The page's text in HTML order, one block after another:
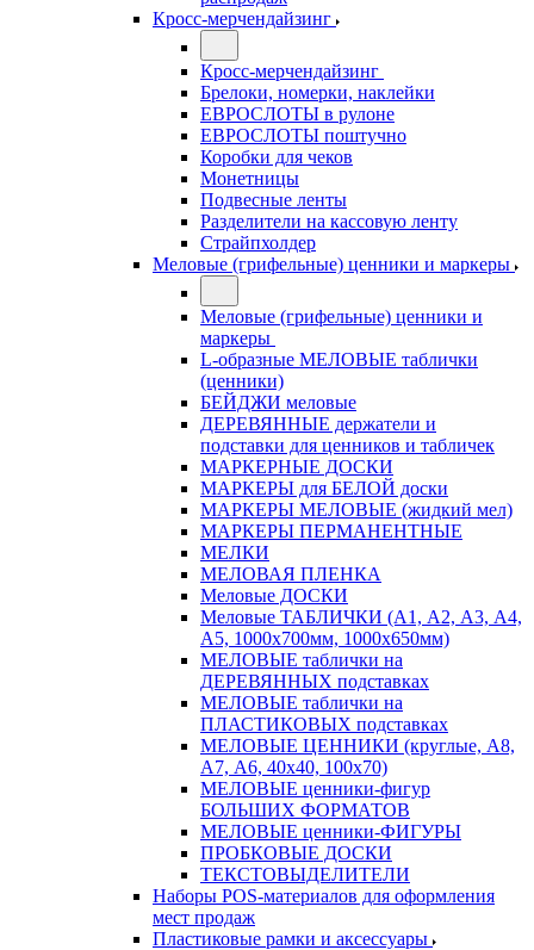
Кросс-мерчендайзинг
Кросс-мерчендайзинг
Брелоки, номерки, наклейки
ЕВРОСЛОТЫ в рулоне
ЕВРОСЛОТЫ поштучно
Коробки для чеков
Монетницы
Подвесные ленты
Разделители на кассовую ленту
Страйпхолдер
Меловые (грифельные) ценники и маркеры
Меловые (грифельные) ценники и
маркеры
L-образные МЕЛОВЫЕ таблички
(ценники)
БЕЙДЖИ меловые
ДЕРЕВЯННЫЕ держатели и
подставки для ценников и табличек
МАРКЕРНЫЕ ДОСКИ
МАРКЕРЫ для БЕЛОЙ доски
МАРКЕРЫ МЕЛОВЫЕ (жидкий мел)
МАРКЕРЫ ПЕРМАНЕНТНЫЕ
МЕЛКИ
МЕЛОВАЯ ПЛЕНКА
Меловые ДОСКИ
Меловые ТАБЛИЧКИ (А1, А2, А3, А4,
А5, 1000х700мм, 1000х650мм)
МЕЛОВЫЕ таблички на
ДЕРЕВЯННЫХ подставках
МЕЛОВЫЕ таблички на
ПЛАСТИКОВЫХ подставках
МЕЛОВЫЕ ЦЕННИКИ (круглые, А8,
А7, А6, 40х40, 100х70)
МЕЛОВЫЕ ценники-фигур
БОЛЬШИХ ФОРМАТОВ
МЕЛОВЫЕ ценники-ФИГУРЫ
ПРОБКОВЫЕ ДОСКИ
ТЕКСТОВЫДЕЛИТЕЛИ
Наборы POS-материалов для оформления
мест продаж
Пластиковые рамки и аксессуары